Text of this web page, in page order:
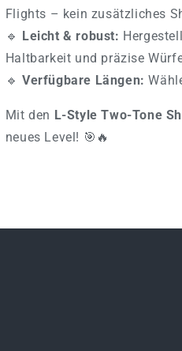
Flights – kein zusätzliches
🔹 Leicht & robust:
Haltbarkeit und präzise
🔹 Verfügbare Längen:
Mit den L-Style Two-Tone
neues Level! 🎯🔥